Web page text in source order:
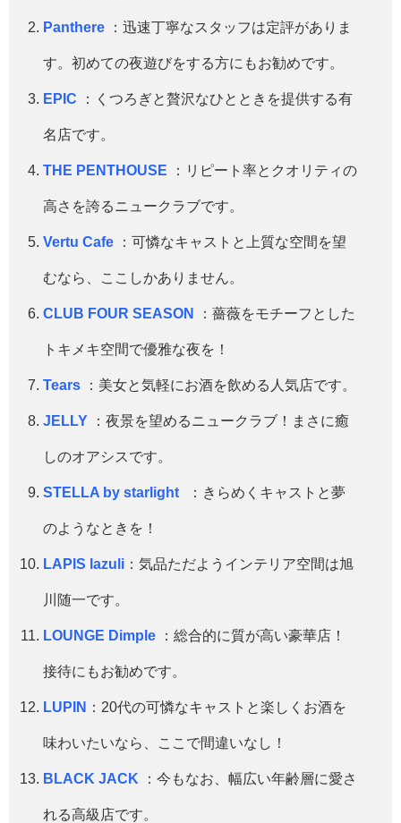
Panthere ：迅速丁寧なスタッフは定評がありま
す。初めての夜遊びをする方にもお勧めです。
EPIC ：くつろぎと贅沢なひとときを提供する有
名店です。
THE PENTHOUSE ：リピート率とクオリティの
高さを誇るニュークラブです。
Vertu Cafe ：可憐なキャストと上質な空間を望
むなら、ここしかありません。
CLUB FOUR SEASON ：薔薇をモチーフとした
トキメキ空間で優雅な夜を！
Tears ：美女と気軽にお酒を飲める人気店です。
JELLY ：夜景を望めるニュークラブ！まさに癒
しのオアシスです。
STELLA by starlight ：きらめくキャストと夢
のようなときを！
LAPIS lazuli ：気品ただようインテリア空間は旭
川随一です。
LOUNGE Dimple ：総合的に質が高い豪華店！
接待にもお勧めです。
LUPIN ：20代の可憐なキャストと楽しくお酒を
味わいたいなら、ここで間違いなし！
BLACK JACK ：今もなお、幅広い年齢層に愛さ
れる高級店です。